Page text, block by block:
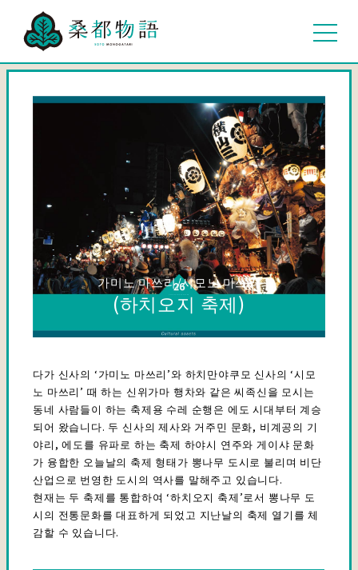
가미노 마쓰리/시모노 마쓰리
(하치오지 축제)
다가 신사의 ‘가미노 마쓰리’와 하치만야쿠모 신사의 ‘시모
노 마쓰리’ 때 하는 신위가마 행차와 같은 씨족신을 모시는
동네 사람들이 하는 축제용 수레 순행은 에도 시대부터 계승
되어 왔습니다. 두 신사의 제사와 거주민 문화, 비계공의 기
야리, 에도를 유파로 하는 축제 하야시 연주와 게이샤 문화
가 융합한 오늘날의 축제 형태가 뽕나무 도시로 불리며 비단
산업으로 번영한 도시의 역사를 말해주고 있습니다.
현재는 두 축제를 통합하여 ‘하치오지 축제’로서 뽕나무 도
시의 전통문화를 대표하게 되었고 지난날의 축제 열기를 체
감할 수 있습니다.